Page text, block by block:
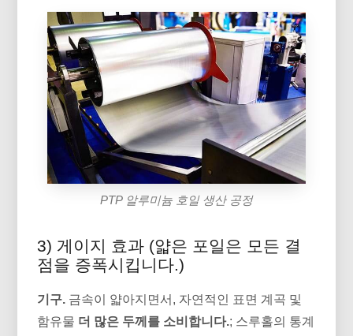
PTP 알루미늄 호일 생산 공정
3) 게이지 효과 (얇은 포일은 모든 결
점을 증폭시킵니다.)
기구. 금속이 얇아지면서, 자연적인 표면 계곡 및
함유물 더 많은 두께를 소비합니다.; 스루홀의 통계